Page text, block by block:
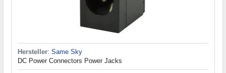
Hersteller: Same Sky
DC Power Connectors Power Jacks